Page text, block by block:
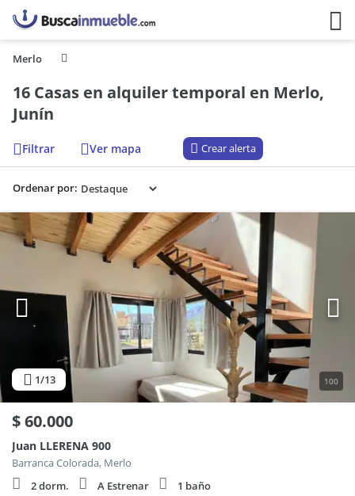
Merlo
16 Casas en alquiler temporal en Merlo,
Junín
Filtrar Ver mapa Crear alerta
Ordenar por:
1/13 100
$60.000
Juan LLERENA 900
Barranca Colorada, Merlo
2 dorm.
A Estrenar
1 baño